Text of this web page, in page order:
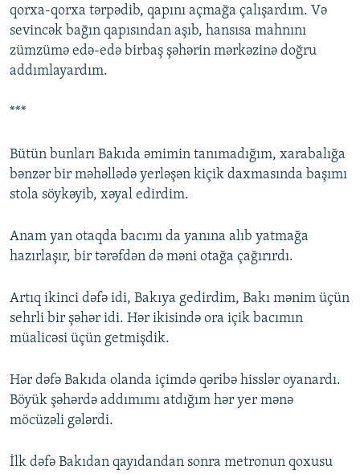
qorxa-qorxa tərpədib, qapını açmağa çalışardım. Və
sevincək bağın qapısından aşıb, hansısa mahnını
zümzümə edə-edə birbaş şəhərin mərkəzinə doğru
addımlayardım.
***
Bütün bunları Bakıda əmimin tanımadığım, xarabalığa
bənzər bir məhəllədə yerləşən kiçik daxmasında başımı
stola söykəyib, xəyal edirdim.
Anam yan otaqda bacımı da yanına alıb yatmağa
hazırlaşır, bir tərəfdən də məni otağa çağırırdı.
Artıq ikinci dəfə idi, Bakıya gedirdim, Bakı mənim üçün
sehrli bir şəhər idi. Hər ikisində ora içik bacımın
müalicəsi üçün getmişdik.
Hər dəfə Bakıda olanda içimdə qəribə hisslər oyanardı.
Böyük şəhərdə addımımı atdığım hər yer mənə
möcüzəli gələrdi.
İlk dəfə Bakıdan qayıdandan sonra metronun qoxusu